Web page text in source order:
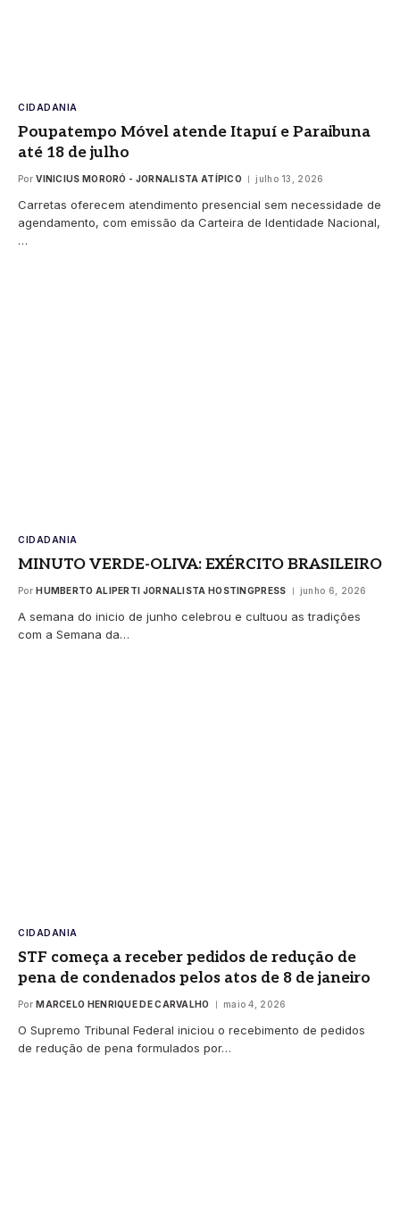
CIDADANIA
Poupatempo Móvel atende Itapuí e Paraibuna
até 18 de julho
Por VINICIUS MORORÓ - JORNALISTA ATÍPICO julho 13, 2026
Carretas oferecem atendimento presencial sem necessidade de
agendamento, com emissão da Carteira de Identidade Nacional,
…
CIDADANIA
MINUTO VERDE-OLIVA: EXÉRCITO BRASILEIRO
Por HUMBERTO ALIPERTI JORNALISTA HOSTINGPRESS junho 6, 2026
A semana do inicio de junho celebrou e cultuou as tradições
com a Semana da…
CIDADANIA
STF começa a receber pedidos de redução de
pena de condenados pelos atos de 8 de janeiro
Por MARCELO HENRIQUE DE CARVALHO maio 4, 2026
O Supremo Tribunal Federal iniciou o recebimento de pedidos
de redução de pena formulados por…